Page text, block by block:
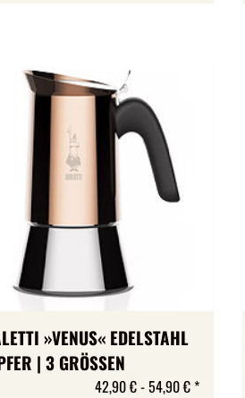
»VENUS« EDELSTAHL
| 3 GRÖSSEN
42,90 € -54,90 € *